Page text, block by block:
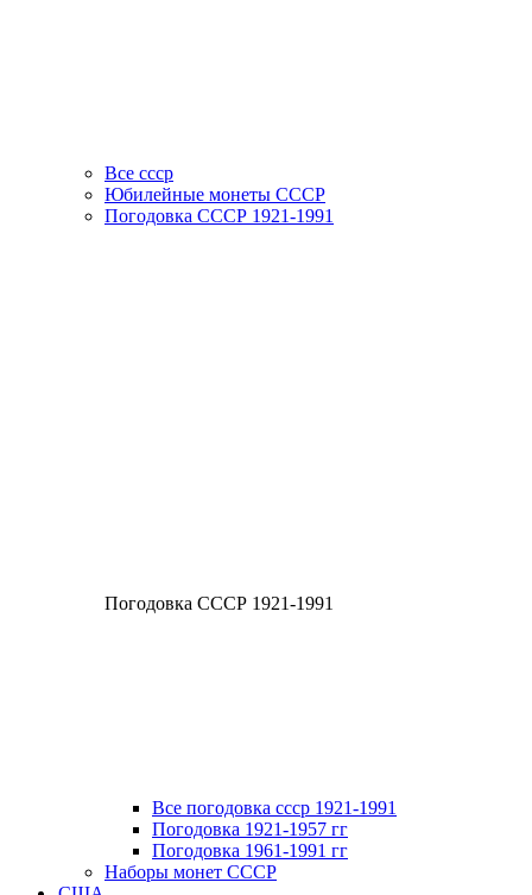
Все ссср
Юбилейные монеты СССР
Погодовка СССР 1921-1991
Погодовка СССР 1921-1991
Все погодовка ссср 1921-1991
Погодовка 1921-1957 гг
Погодовка 1961-1991 гг
Наборы монет СССР